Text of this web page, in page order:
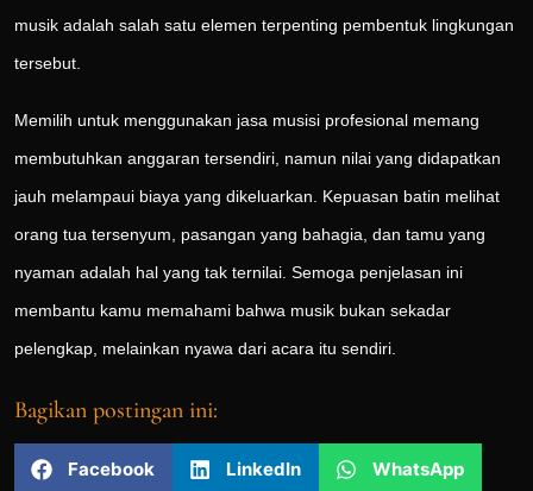
musik adalah salah satu elemen terpenting pembentuk lingkungan
tersebut.
Memilih untuk menggunakan jasa musisi profesional memang
membutuhkan anggaran tersendiri, namun nilai yang didapatkan
jauh melampaui biaya yang dikeluarkan. Kepuasan batin melihat
orang tua tersenyum, pasangan yang bahagia, dan tamu yang
nyaman adalah hal yang tak ternilai. Semoga penjelasan ini
membantu kamu memahami bahwa musik bukan sekadar
pelengkap, melainkan nyawa dari acara itu sendiri.
Bagikan postingan ini:
Facebook LinkedIn WhatsApp